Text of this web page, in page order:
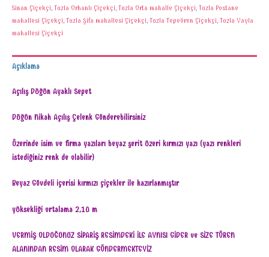
Sinan Çiçekçi, Tuzla Orhanlı Çiçekçi, Tuzla Orta mahalle Çiçekçi, Tuzla Postane
mahallesi Çiçekçi, Tuzla Şifa mahallesi Çiçekçi, Tuzla Tepeören Çiçekçi, Tuzla Yayla
mahallesi Çiçekçi
Açıklama
Açılış Düğün Ayaklı Sepet
Düğün Nikah Açılış Çelenk Gönderebilirsiniz
Üzerinde isim ve firma yazıları beyaz şerit üzeri kırmızı yazı (yazı renkleri
istediğiniz renk de olabilir)
Beyaz Gövdeli içerisi kırmızı çiçekler ile hazırlanmıştır
yüksekliği ortalama 2,10 m
VERMİŞ OLDUĞUNUZ SİPARİŞ RESİMDEKİ İLE AYNISI GİDER ve SİZE TÖREN
ALANINDAN RESİM OLARAK GÖNDERMEKTEYİZ